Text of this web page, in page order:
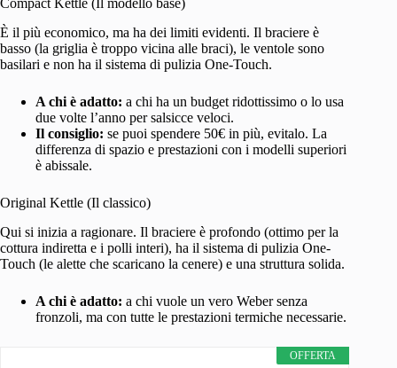
Compact Kettle (Il modello base)
È il più economico, ma ha dei limiti evidenti. Il braciere è
basso (la griglia è troppo vicina alle braci), le ventole sono
basilari e non ha il sistema di pulizia One-Touch.
A chi è adatto: a chi ha un budget ridottissimo o lo usa
due volte l’anno per salsicce veloci.
Il consiglio: se puoi spendere 50€ in più, evitalo. La
differenza di spazio e prestazioni con i modelli superiori
è abissale.
Original Kettle (Il classico)
Qui si inizia a ragionare. Il braciere è profondo (ottimo per la
cottura indiretta e i polli interi), ha il sistema di pulizia One-
Touch (le alette che scaricano la cenere) e una struttura solida.
A chi è adatto: a chi vuole un vero Weber senza
fronzoli, ma con tutte le prestazioni termiche necessarie.
OFFERTA